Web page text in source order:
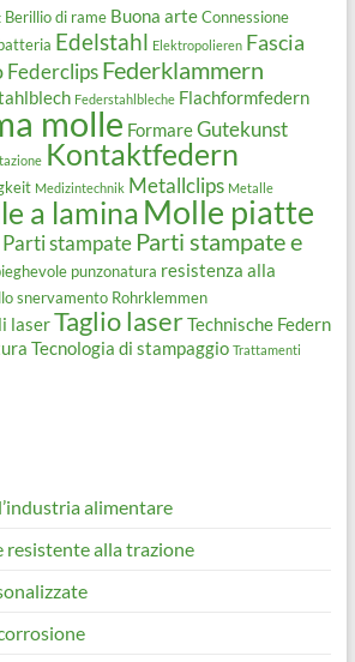
Berillio di rame Buona arte Connessione
Edelstahl Elektropolieren Fascia
Federclips Federklammern
Federstahlbleche Flachformfedern
molle FormareGutekunst
Kontaktfedern
Medizintechnik Metallclips Metalle
a laminaMolle piatte
Parti stampate Parti stampate e
punzonatura resistenza alla
snervamento Rohrklemmen
laserTaglio laserTechnische Federn
Tecnologia di stampaggio Trattamenti
alimentare
resistente alla trazione